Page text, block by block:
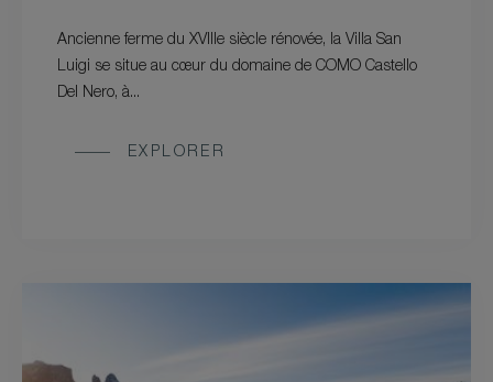
Ancienne ferme du XVIIIe siècle rénovée, la Villa San
Luigi se situe au cœur du domaine de COMO Castello
Del Nero, à...
EXPLORER